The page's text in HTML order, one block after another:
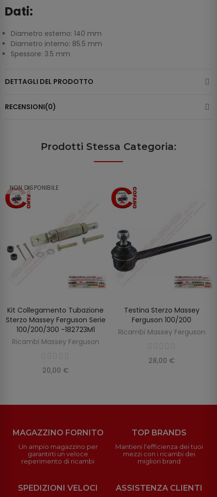
Dati:
Diametro esterno: 140 mm
Diametro interno: 85.5 mm
Spessore: 3.5 mm
DETTAGLI DEL PRODOTTO
RECENSIONI(0)
Prodotti Stessa Categoria:
NON DISPONIBILE
SCOPRIRE
Kit Collegamento Tubazione
Sterzo Massey Ferguson Serie
100/200/300 -182723M1
Ricambi Massey Ferguson
20,00 €
AGGIUNGI AL CARRELLO
Testina Sterzo Massey
Ferguson 100/200
Ricambi Massey Ferguson
28,00 €
MAGAZZINO FORNITO
Un ampio magazzino per
garantirti un veloce
reperimento di ricambi
TOP BRANDS
Mantieni l'efficienza dei tuoi
mezzi con i ricambi dei
migliori brand
SPEDIZIONI VELOCI ASSISTENZA CLIENTI